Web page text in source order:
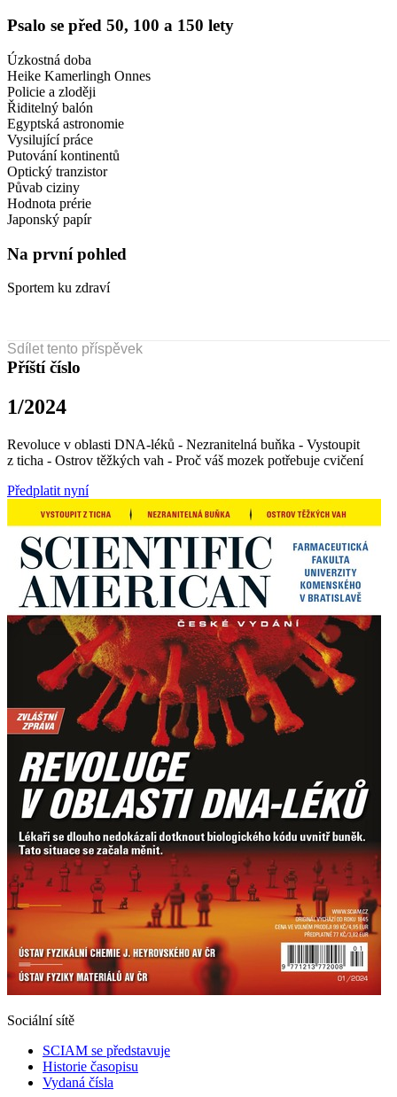
Psalo se před 50, 100 a 150 lety
Úzkostná doba
Heike Kamerlingh Onnes
Policie a zloději
Řiditelný balón
Egyptská astronomie
Vysilující práce
Putování kontinentů
Optický tranzistor
Půvab ciziny
Hodnota prérie
Japonský papír
Na první pohled
Sportem ku zdraví
Sdílet tento příspěvek
Příští číslo
1/2024
Revoluce v oblasti DNA-léků - Nezranitelná buňka - Vystoupit
z ticha - Ostrov těžkých vah - Proč váš mozek potřebuje cvičení
Předplatit nyní
Sociální sítě
SCIAM se představuje
Historie časopisu
Vydaná čísla